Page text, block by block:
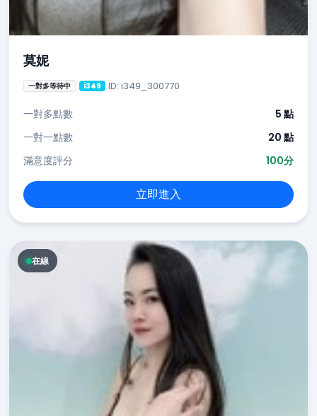
莫妮
一對多等待中 i349 ID: i349_300770
一對多點數
5 點
一對一點數
20 點
滿意度評分
100分
立即進入
在線